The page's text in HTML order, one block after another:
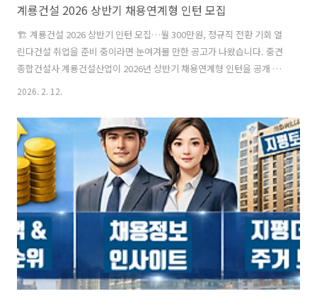
계룡건설 2026 상반기 채용연계형 인턴 모집
🏗️ 계룡건설 2026 상반기 인턴 모집…월 300만원, 정규직 전환 기회 열
린다건설 취업을 준비 중이라면 눈여겨볼 만한 공고가 나왔습니다. 중견
종합건설사 계룡건설산업이 2026년 상반기 채용연계형 인턴을 공개 모
집합니다. 단순 체험형 인턴이 아니라, 실무 경험 후 정규직 전환을 평가
감: 2월 25일(수) 오후 2시접수 방법: 계룡건설 채용 홈페이지모집 분야
기술직: 건축 / 설비 / 전기 / 조경관리직선발 인원: 두 자릿수 규모근무
기간: 3월 말 ~ 7월급여: 월 300만원 수준🧱 어떤 일을 하게 될까?✔ 기술
직현장 시공관리, 공무, 도면 검토, 원가관리, 공정·품질 관리 등 실제 프
로젝트 운영과 직결된 업무를 경험합니다. 관련 ..
2026. 2. 12.